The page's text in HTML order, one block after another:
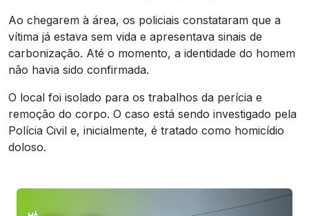
Ao chegarem à área, os policiais constataram que a
vítima já estava sem vida e apresentava sinais de
carbonização. Até o momento, a identidade do homem
não havia sido confirmada.
O local foi isolado para os trabalhos da perícia e
remoção do corpo. O caso está sendo investigado pela
Polícia Civil e, inicialmente, é tratado como homicídio
doloso.